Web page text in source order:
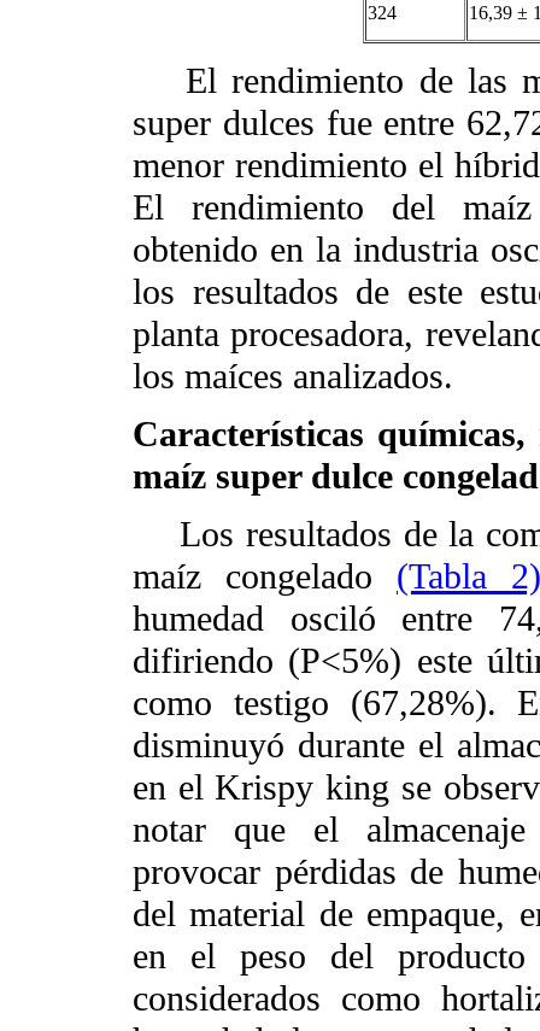
324 16,39 ±
El rendimiento de las
super dulces fue entre
menor rendimiento el
El rendimiento del maíz
obtenido en la industria
los resultados de este
planta procesadora,
los maíces analizados.
Características
maíz super dulce
Los resultados de la
maíz congelado (Tabla 2)
humedad osciló entre
difiriendo (P<5%) este
como testigo (67,28%).
disminuyó durante el
en el Krispy king se
notar que el almacenaje
provocar pérdidas de
del material de empaque,
en el peso del producto
considerados como